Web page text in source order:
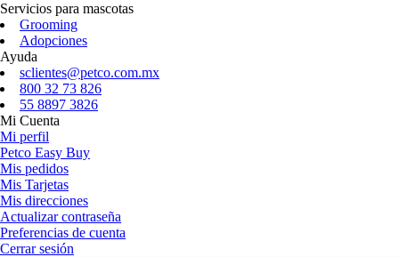
Servicios para mascotas
Grooming
Adopciones
Ayuda
sclientes@petco.com.mx
800 32 73 826
55 8897 3826
Mi Cuenta
Mi perfil
Petco Easy Buy
Mis pedidos
Mis Tarjetas
Mis direcciones
Actualizar contraseña
Preferencias de cuenta
Cerrar sesión